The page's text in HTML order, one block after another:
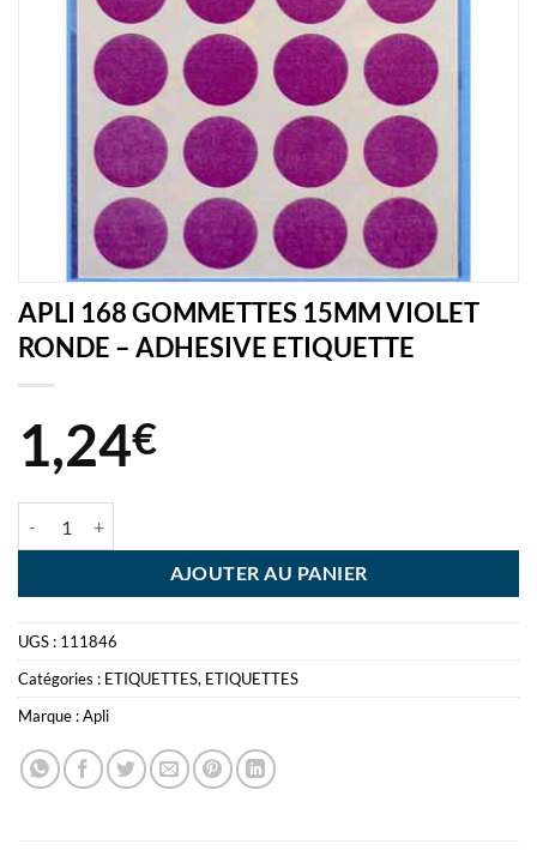
APLI 168 GOMMETTES 15MM VIOLET
RONDE – ADHESIVE ETIQUETTE
1,24€
AJOUTER AU PANIER
UGS : 111846
Catégories : ETIQUETTES, ETIQUETTES
Marque :Apli